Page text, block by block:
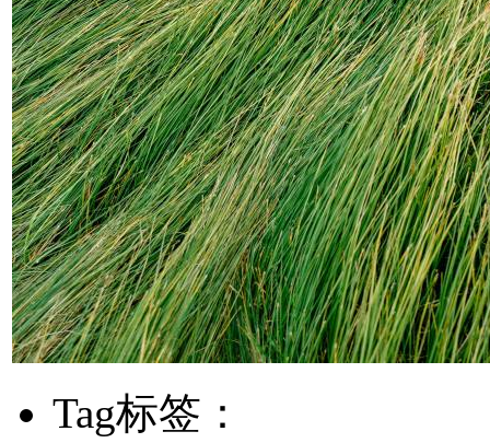
Tag标签：